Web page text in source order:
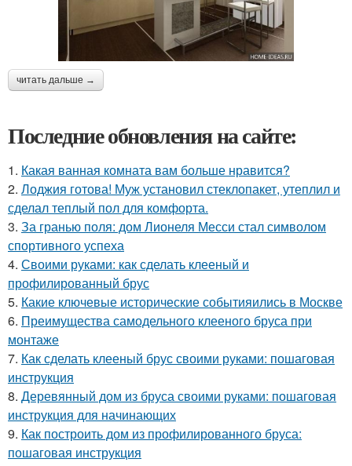
читать дальше →
Последние обновления на сайте:
1. Какая ванная комната вам больше нравится?
2. Лоджия готова! Муж установил стеклопакет, утеплил и
сделал теплый пол для комфорта.
3. За гранью поля: дом Лионеля Месси стал символом
спортивного успеха
4. Своими руками: как сделать клееный и
профилированный брус
5. Какие ключевые исторические событияились в Москве
6. Преимущества самодельного клееного бруса при
монтаже
7. Как сделать клееный брус своими руками: пошаговая
инструкция
8. Деревянный дом из бруса своими руками: пошаговая
инструкция для начинающих
9. Как построить дом из профилированного бруса:
пошаговая инструкция